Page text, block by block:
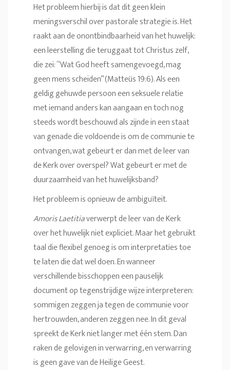
Het probleem hierbij is dat dit geen klein
meningsverschil over pastorale strategie is. Het
raakt aan de onontbindbaarheid van het huwelijk:
een leerstelling die teruggaat tot Christus zelf,
die zei: “Wat God heeft samengevoegd, mag
geen mens scheiden” (Matteüs 19:6). Als een
geldig gehuwde persoon een seksuele relatie
met iemand anders kan aangaan en toch nog
steeds wordt beschouwd als zijnde in een staat
van genade die voldoende is om de communie te
ontvangen, wat gebeurt er dan met de leer van
de Kerk over overspel? Wat gebeurt er met de
duurzaamheid van het huwelijksband?
Het probleem is opnieuw de ambiguïteit.
Amoris Laetitiaverwerpt de leer van de Kerk
over het huwelijk niet expliciet. Maar het gebruikt
taal die flexibel genoeg is om interpretaties toe
te laten die dat wel doen. En wanneer
verschillende bisschoppen een pauselijk
document op tegenstrijdige wijze interpreteren:
sommigen zeggen ja tegen de communie voor
hertrouwden, anderen zeggen nee. In dit geval
spreekt de Kerk niet langer met één stem. Dan
raken de gelovigen in verwarring, en verwarring
is geen gave van de Heilige Geest.